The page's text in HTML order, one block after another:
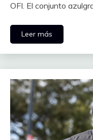
OFI. El conjunto
Leer más